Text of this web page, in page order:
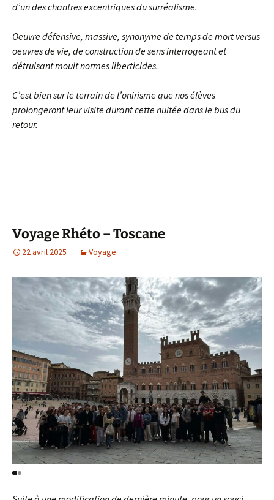
d’un des chantres excentriques du surréalisme.
Oeuvre défensive, massive, synonyme de temps de mort versus
oeuvres de vie, de construction de sens interrogeant et
détruisant moult normes liberticides.
C’est bien sur le terrain de l’onirisme que nos élèves
prolongeront leur visite durant cette nuitée dans le bus du
retour.
Voyage Rhéto – Toscane
22 avril 2025 Voyage